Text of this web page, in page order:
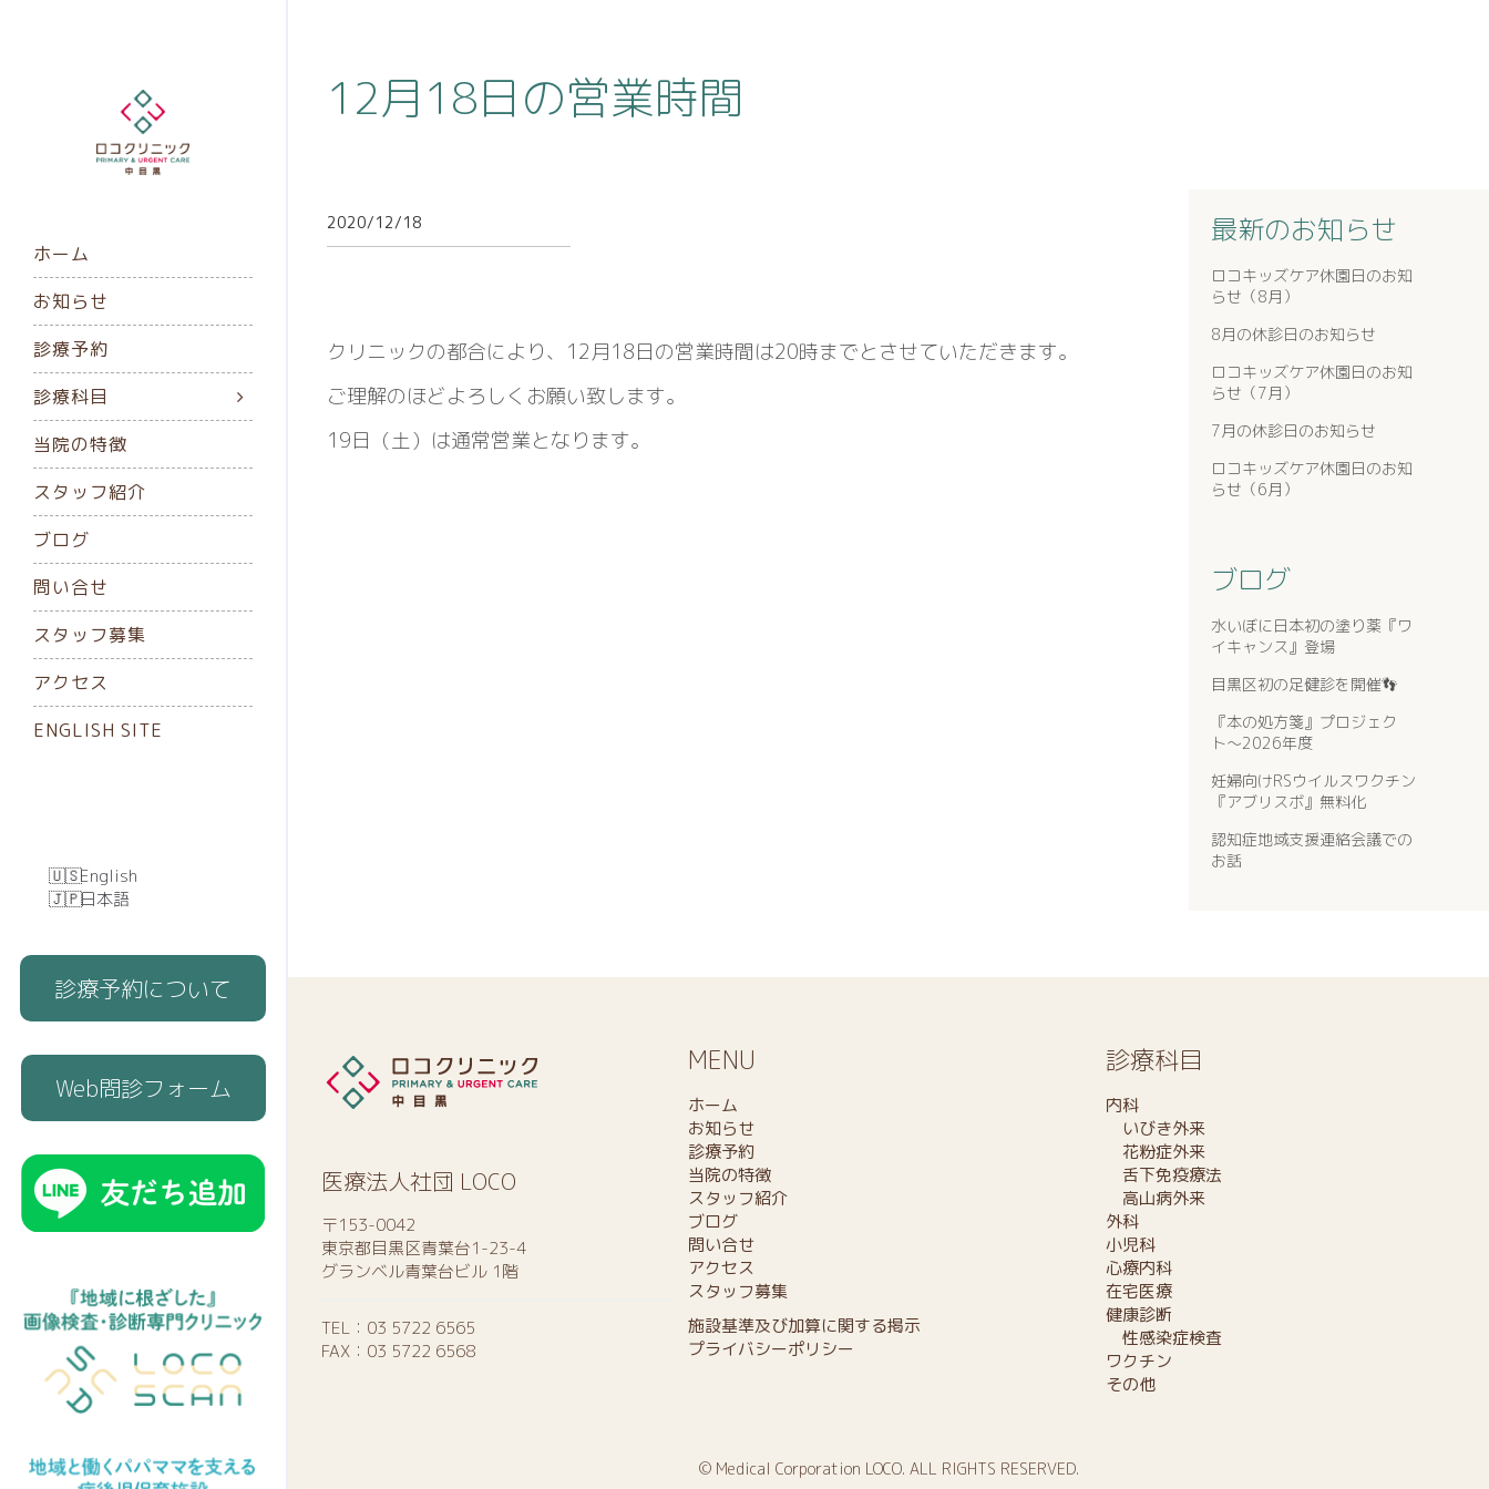
ホーム
お知らせ
診療予約
診療科目
当院の特徴
スタッフ紹介
ブログ
問い合せ
スタッフ募集
アクセス
ENGLISH SITE
English
日本語
診療予約について
Web問診フォーム
12月18日の営業時間
2020/12/18
クリニックの都合により、12月18日の営業時間は20時までとさせていただきます。
ご理解のほどよろしくお願い致します。
19日（土）は通常営業となります。
最新のお知らせ
ロコキッズケア休園日のお知
らせ（8月）
8月の休診日のお知らせ
ロコキッズケア休園日のお知
らせ（7月）
7月の休診日のお知らせ
ロコキッズケア休園日のお知
らせ（6月）
ブログ
水いぼに日本初の塗り薬『ワ
イキャンス』登場
目黒区初の足健診を開催👣
『本の処方箋』プロジェク
ト〜2026年度
妊婦向けRSウイルスワクチン
『アブリスボ』無料化
認知症地域支援連絡会議での
お話
医療法人社団 LOCO
〒153-0042
東京都目黒区青葉台1-23-4
グランベル青葉台ビル 1階
TEL： 03 5722 6565
FAX：03 5722 6568
MENU
ホーム
お知らせ
診療予約
当院の特徴
スタッフ紹介
ブログ
問い合せ
アクセス
スタッフ募集
施設基準及び加算に関する掲示
プライバシーポリシー
診療科目
内科
いびき外来
花粉症外来
舌下免疫療法
高山病外来
外科
小児科
心療内科
在宅医療
健康診断
性感染症検査
ワクチン
その他
© Medical Corporation LOCO. ALL RIGHTS RESERVED.